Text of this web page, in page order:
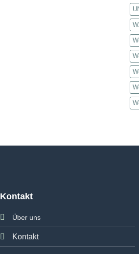
Kontakt
Über uns
Kontakt